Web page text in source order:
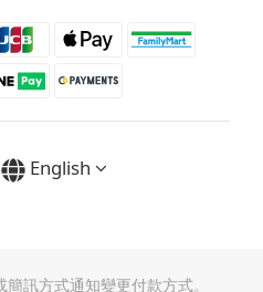
English
訊方式通知變更付款方式。